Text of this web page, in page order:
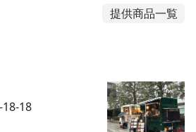
提供商品一覧
18